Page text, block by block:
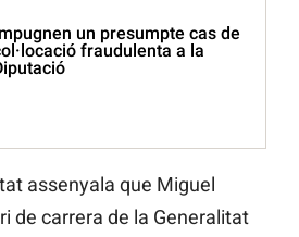
un presumpte cas de
fraudulenta a la
assenyala que Miguel
de carrera de la Generalitat